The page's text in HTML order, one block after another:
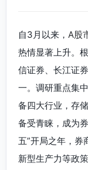
自3月以来， A股
热情显著上升。
信证券、长江证
一。调研重点集
备四大行业，存
备受青睐，成为
五”开局之年，券
新型生产力等政